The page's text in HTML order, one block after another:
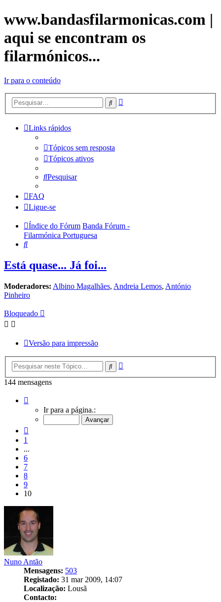
www.bandasfilarmonicas.com |
aqui se encontram os
filarmónicos...
Ir para o conteúdo
Pesquisar
Links rápidos
Tópicos sem resposta
Tópicos ativos
Pesquisar
FAQ
Ligue-se
Índice do Fórum Banda Fórum -
Filarmónica Portuguesa
Pesquisar
Está quase... Já foi...
Moderadores: Albino Magalhães, Andreia Lemos, António
Pinheiro
Bloqueado
Versão para impressão
Pesquisar
144 mensagens
10
Ir para a página.:
1
...
6
7
8
9
10
Nuno Antão
Mensagens: 503
Registado: 31 mar 2009, 14:07
Localização: Lousã
Contacto: